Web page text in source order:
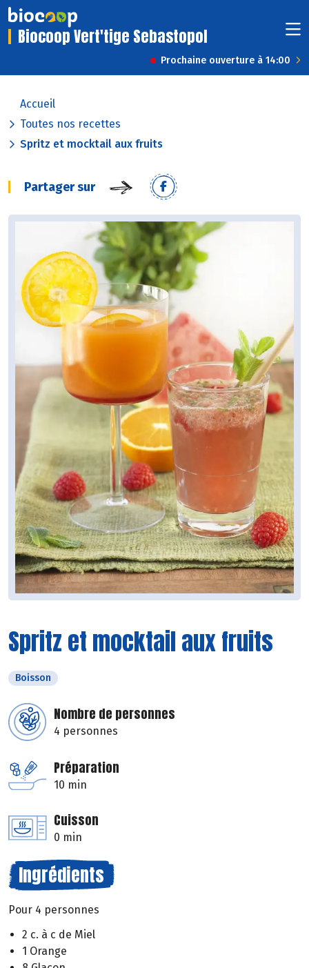
Biocoop Vert'tige Sebastopol
Prochaine ouverture à 14:00
Accueil
Toutes nos recettes
Spritz et mocktail aux fruits
Partager sur
Spritz et mocktail aux fruits
Boisson
Nombre de personnes
4 personnes
Préparation
10 min
Cuisson
0 min
Ingrédients
Pour 4 personnes
2 c. à c de Miel
1 Orange